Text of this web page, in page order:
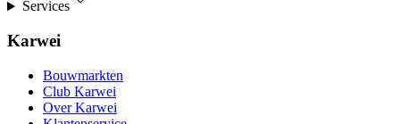
Services
Karwei
Bouwmarkten
Club Karwei
Over Karwei